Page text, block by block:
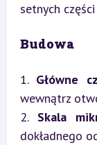
setnych
Budowa
1. Główne
wewnątrz
2. Skala
dokładnego